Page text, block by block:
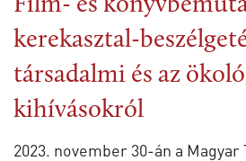
Film- és
kerekasztal-
társadalmi és az
kihívásokról
2023. november 30-án a